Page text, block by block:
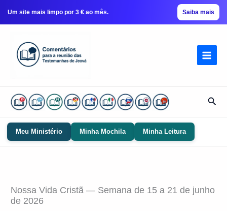
Um site mais limpo por 3 € ao mês. Saiba mais
conteúdo
Meu Ministério Minha Mochila Minha Leitura
Nossa Vida Cristã — Semana de 15 a 21 de junho
de 2026